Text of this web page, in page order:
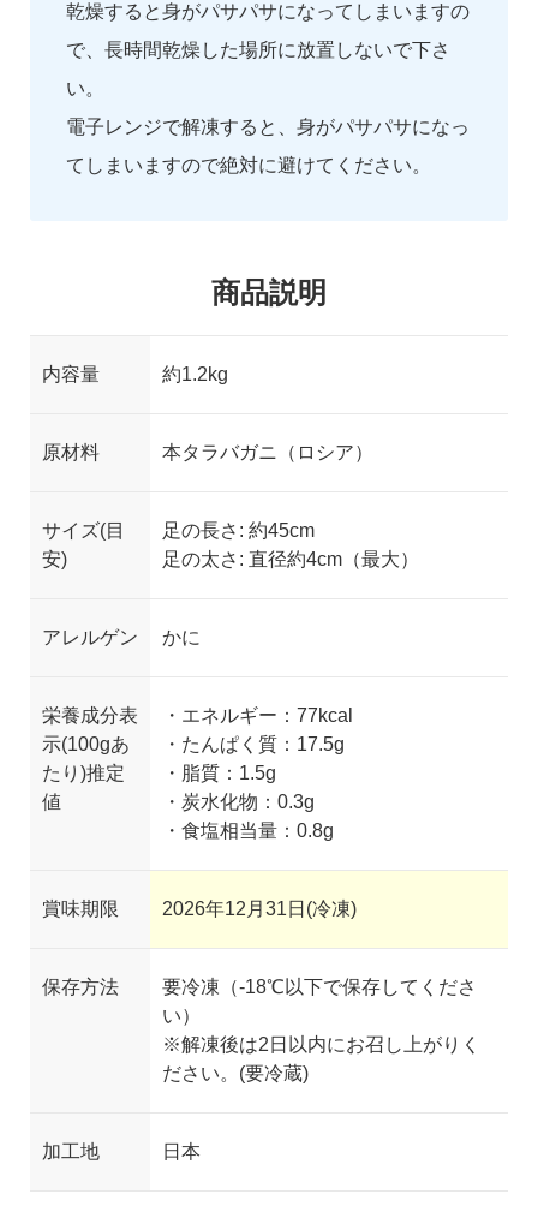
乾燥すると身がパサパサになってしまいますの
で、長時間乾燥した場所に放置しないで下さ
い。
電子レンジで解凍すると、身がパサパサになっ
てしまいますので絶対に避けてください。
商品説明
内容量 約1.2kg
原材料 本タラバガニ（ロシア）
サイズ(目
安)
足の長さ: 約45cm
足の太さ: 直径約4cm（最大）
アレルゲン かに
栄養成分表
示(100gあ
たり)推定
値
・エネルギー：77kcal
・たんぱく質：17.5g
・脂質：1.5g
・炭水化物：0.3g
・食塩相当量：0.8g
賞味期限 2026年12月31日(冷凍)
保存方法
要冷凍（-18℃以下で保存してくださ
い）
※解凍後は2日以内にお召し上がりく
ださい。(要冷蔵)
加工地 日本